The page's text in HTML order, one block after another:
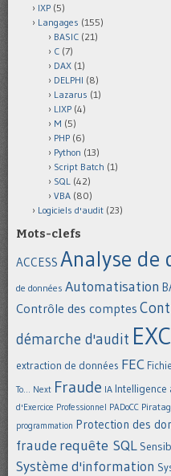
IXP (5)
Langages (155)
BASIC (21)
C (7)
DAX (1)
DELPHI (8)
Lazarus (1)
LIXP (4)
M (5)
PHP (6)
Python (13)
Script Batch (1)
SQL (42)
VBA (80)
Logiciels d'audit (23)
Mots-clefs
ACCESS Analyse de
de données Automatisation
Contrôle des comptes
démarche d'audit
extraction de données FEC
To... Next Fraude IA Intelligence
d'Exercice Professionnel PADoCC
programmation Protection des
fraude requête SQL
Système d'information